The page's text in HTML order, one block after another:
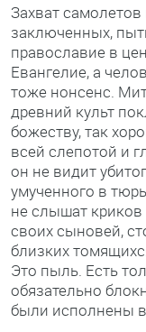
Захват самолетов
заключенных,
православие в
Евангелие, а
тоже нонсенс.
древний культ
божеству, так
всей слепотой и
он не видит
умученного в
не слышат
своих сыновей,
близких
Это пыль. Есть
обязательно
были исполнены